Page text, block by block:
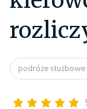
podróże